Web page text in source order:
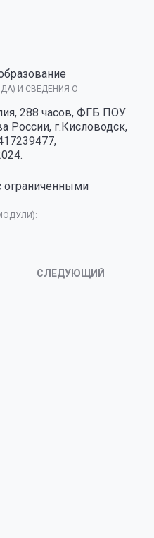
И СВЕДЕНИЯ О
288 часов, ФГБ ПОУ
России, г.Кисловодск,
ограниченными
СЛЕДУЮЩИЙ